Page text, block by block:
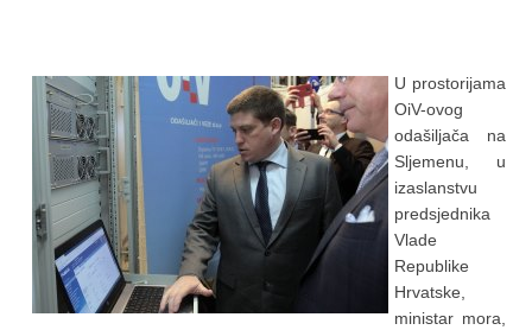
U prostorijama
OiV-ovog
odašiljača na
Sljemenu, u
izaslanstvu
predsjednika
Vlade
Republike
Hrvatske,
ministar mora,